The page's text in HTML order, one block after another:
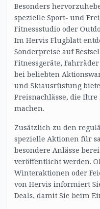
Besonders
spezielle Sport- und
Fitnessstudio oder
Im Hervis Flugblatt
Sonderpreise auf
Fitnessgeräte,
bei beliebten
und Skiausrüstung
Preisnachlässe, die
machen.
Zusätzlich zu den
spezielle Aktionen für
besondere Anlässe
veröffentlicht werden.
Winteraktionen oder
von Hervis informiert
Deals, damit Sie beim